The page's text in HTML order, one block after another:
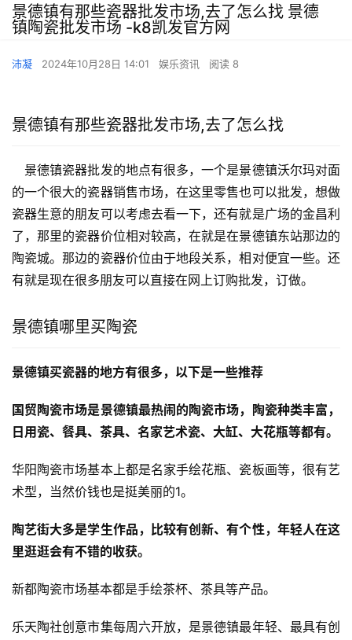
景德镇有那些瓷器批发市场,去了怎么找 景德
镇陶瓷批发市场 -k8凯发官方网
沛凝 2024年10月28日 14:01 娱乐资讯 阅读 8
景德镇有那些瓷器批发市场,去了怎么找
景德镇瓷器批发的地点有很多，一个是景德镇沃尔玛对面
的一个很大的瓷器销售市场，在这里零售也可以批发，想做
瓷器生意的朋友可以考虑去看一下，还有就是广场的金昌利
了，那里的瓷器价位相对较高，在就是在景德镇东站那边的
陶瓷城。那边的瓷器价位由于地段关系，相对便宜一些。还
有就是现在很多朋友可以直接在网上订购批发，订做。
景德镇哪里买陶瓷
景德镇买瓷器的地方有很多，以下是一些推荐
国贸陶瓷市场是景德镇最热闹的陶瓷市场，陶瓷种类丰富，
日用瓷、餐具、茶具、名家艺术瓷、大缸、大花瓶等都有。
华阳陶瓷市场基本上都是名家手绘花瓶、瓷板画等，很有艺
术型，当然价钱也是挺美丽的1。
陶艺街大多是学生作品，比较有创新、有个性，年轻人在这
里逛逛会有不错的收获。
新都陶瓷市场基本都是手绘茶杯、茶具等产品。
乐天陶社创意市集每周六开放，是景德镇最年轻、最具有创